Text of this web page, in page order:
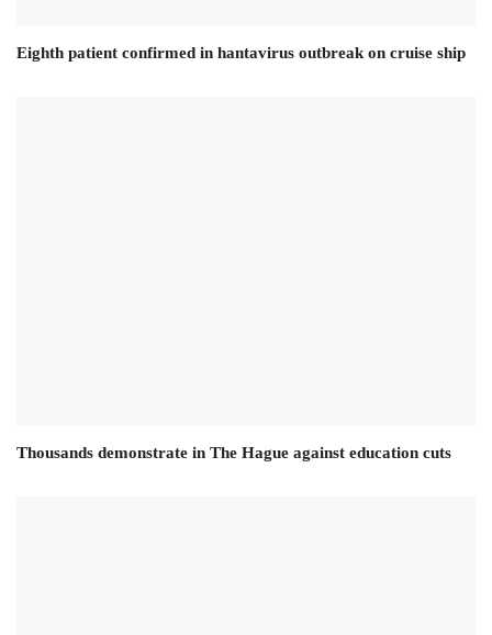
Eighth patient confirmed in hantavirus outbreak on cruise ship
Thousands demonstrate in The Hague against education cuts